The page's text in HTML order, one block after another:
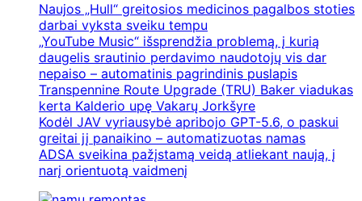
Naujos „Hull“ greitosios medicinos pagalbos stoties
darbai vyksta sveiku tempu
„YouTube Music“ išsprendžia problemą, į kurią
daugelis srautinio perdavimo naudotojų vis dar
nepaiso – automatinis pagrindinis puslapis
Transpennine Route Upgrade (TRU) Baker viadukas
kerta Kalderio upę Vakarų Jorkšyre
Kodėl JAV vyriausybė apribojo GPT-5.6, o paskui
greitai jį panaikino – automatizuotas namas
ADSA sveikina pažįstamą veidą atliekant naują, į
narį orientuotą vaidmenį